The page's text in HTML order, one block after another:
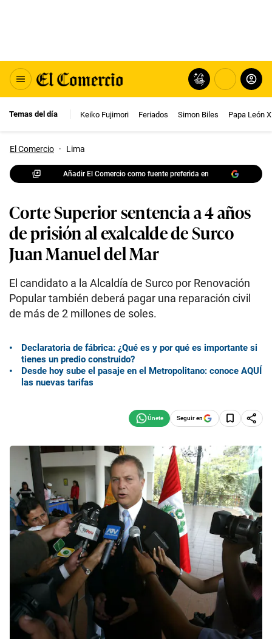
Temas del día Keiko Fujimori Feriados Simon Biles Papa León
El Comercio · Lima
Añadir El Comercio como fuente preferida en
Corte Superior sentencia a 4 años
de prisión al exalcalde de Surco
Juan Manuel del Mar
El candidato a la Alcaldía de Surco por Renovación
Popular también deberá pagar una reparación civil
de más de 2 millones de soles.
Declaratoria de fábrica: ¿Qué es y por qué es importante si
tienes un predio construido?
Desde hoy sube el pasaje en el Metropolitano: conoce AQUÍ
las nuevas tarifas
Seguir en